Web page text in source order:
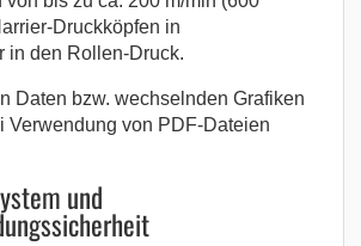
Druckköpfen in
in den Rollen-Druck.
Daten bzw. wechselnden Grafiken
von PDF-Dateien
und